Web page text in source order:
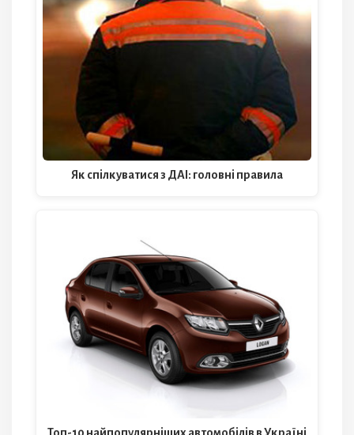
Як спілкуватися з ДАІ: головні правила